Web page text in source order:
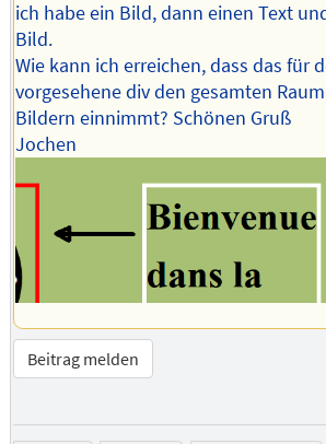
ich habe ein Bild, dann einen Text
Bild.
Wie kann ich erreichen, dass das für
vorgesehene div den gesamten
Bildern einnimmt? Schönen Gruß
Jochen
Beitrag melden